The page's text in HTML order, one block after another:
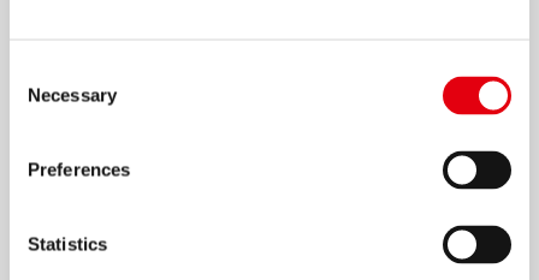
Selection
Necessary
Preferences
Statistics
Идеально подходят для детей дошкольного
возраста
обеспечивает яркие и насыщенные цвета
Соответствуют Европейскому стандарту EN